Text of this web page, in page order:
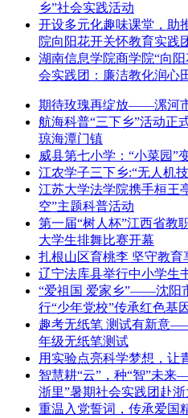
乡”社会实践活动
开设多元化趣味课堂，助
院向阳花开关怀教育实践
湖南信息学院商学院“向
会实践团：廉洁教化润心
期待玫瑰再绽放——漯河
航海科普“三下乡”活动正
琼海潭门镇
威县第七小学：“小菜园”
江农学子三下乡:“无人机
江苏大学法学院携手桓王
空”主题科普活动
第一届“树人杯”江西省教
大学生排舞比赛开幕
扎根山区育桃李 坚守教育
辽宁法库县举行中小学生
“爱祖国 爱家乡”——沈阳
行“少年党校”传承红色基
趣考无纸笔 测试有新意
年级无纸笔测试
用实验点亮科学梦想，让
智慧耕“云”，种“智”未来
浙里”暑期社会实践团赴
重温入党誓词，传承爱